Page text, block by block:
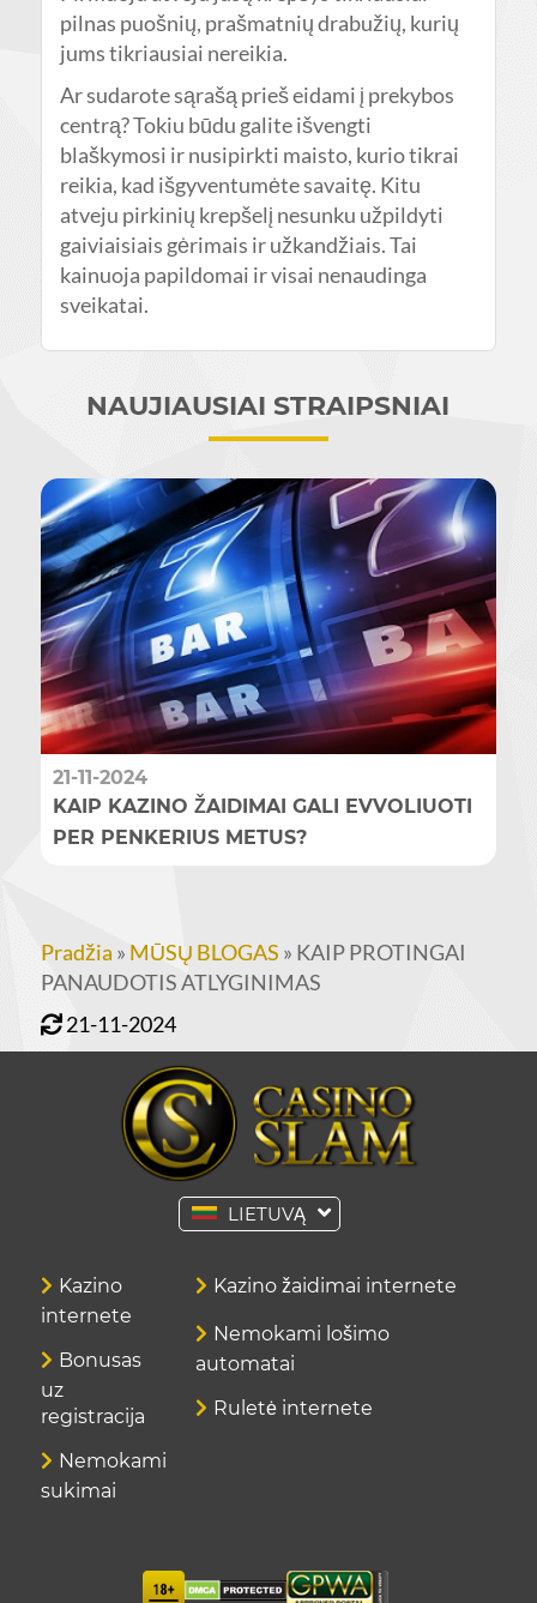
pilnas puošnių, prašmatnių drabužių, kurių
jums tikriausiai nereikia.
Ar sudarote sąrašą prieš eidami į prekybos
centrą? Tokiu būdu galite išvengti
blaškymosi ir nusipirkti maisto, kurio tikrai
reikia, kad išgyventumėte savaitę. Kitu
atveju pirkinių krepšelį nesunku užpildyti
gaiviaisiais gėrimais ir užkandžiais. Tai
kainuoja papildomai ir visai nenaudinga
sveikatai.
NAUJIAUSIAI STRAIPSNIAI
21-11-2024
KAIP KAZINO ŽAIDIMAI GALI EVVOLIUOTI
PER PENKERIUS METUS?
Pradžia » MŪSŲ BLOGAS » KAIP PROTINGAI
PANAUDOTIS ATLYGINIMAS
21-11-2024
LIETUVĄ
Kazino
internete
Bonusas
uz
registracija
Nemokami
sukimai
Kazino žaidimai internete
Nemokami lošimo
automatai
Ruletė internete